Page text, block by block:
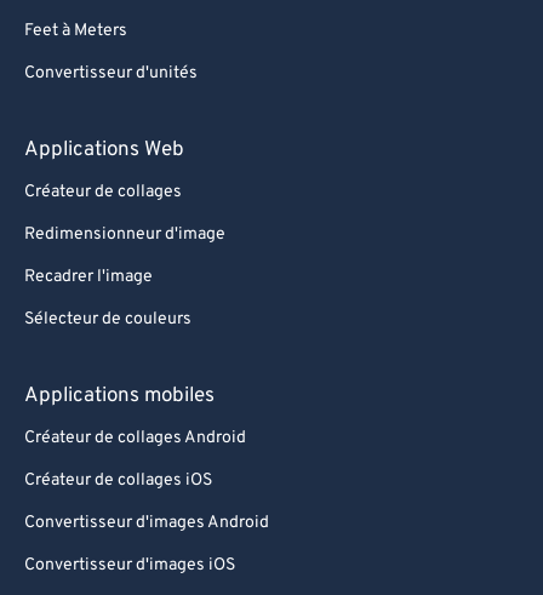
Feet à Meters
Convertisseur d'unités
Applications Web
Créateur de collages
Redimensionneur d'image
Recadrer l'image
Sélecteur de couleurs
Applications mobiles
Créateur de collages Android
Créateur de collages iOS
Convertisseur d'images Android
Convertisseur d'images iOS